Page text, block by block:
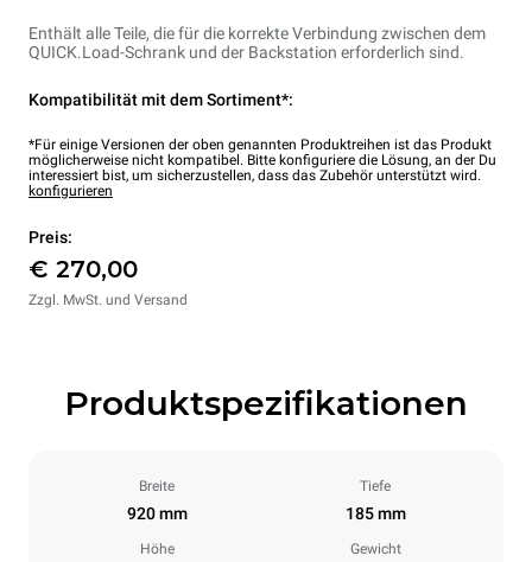
Enthält alle Teile, die für die korrekte Verbindung zwischen dem
QUICK.Load-Schrank und der Backstation erforderlich sind.
Kompatibilität mit dem Sortiment*:
*Für einige Versionen der oben genannten Produktreihen ist das Produkt
möglicherweise nicht kompatibel. Bitte konfiguriere die Lösung, an der Du
interessiert bist, um sicherzustellen, dass das Zubehör unterstützt wird.
konfigurieren
Preis:
€ 270,00
Zzgl. MwSt. und Versand
Produktspezifikationen
Breite
920 mm
Tiefe
185 mm
Höhe Gewicht